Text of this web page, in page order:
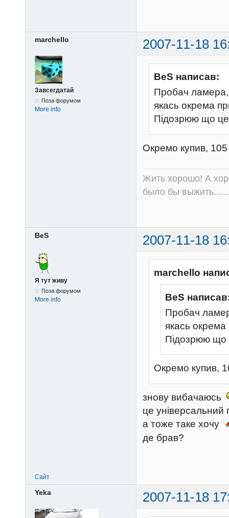
marchello 2007-11-18
Завсегдатай
Поза форумом
More info
BeS написав:
Пробач ламера,
якась окрема
Підозрюю що це
Окремо купив, 105
Жить хорошо! А
было бы
BeS 2007-11-18
Я тут живу
Поза форумом
More info
marchello
BeS
Пробач
якась
Підозрюю що
Окремо купив,
знову вибачаюсь
це універсальний
а тоже таке хочу
де брав?
Сайт
Yeka 2007-11-18